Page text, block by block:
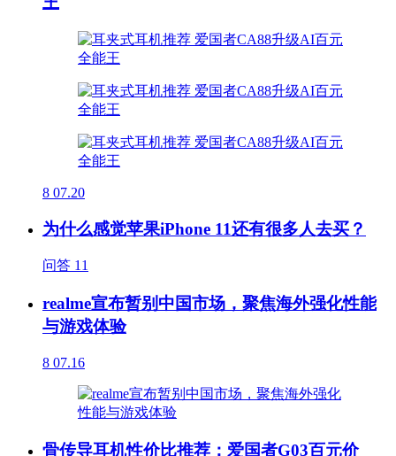
8 07.20
为什么感觉苹果iPhone 11还有很多人去买？
问答 11
realme宣布暂别中国市场，聚焦海外强化性能
与游戏体验
8 07.16
骨传导耳机性价比推荐：爱国者G03百元价